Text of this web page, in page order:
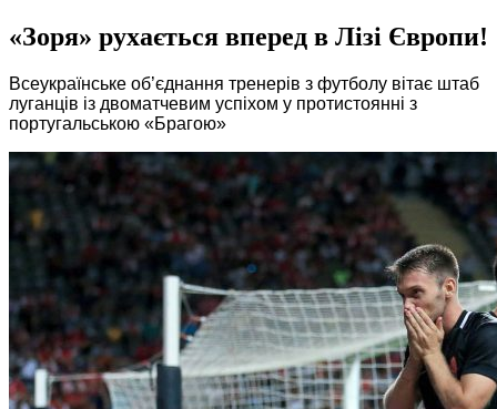
«Зоря» рухається вперед в Лізі Європи!
Всеукраїнське об’єднання тренерів з футболу вітає штаб
луганців із двоматчевим успіхом у протистоянні з
португальською «Брагою»